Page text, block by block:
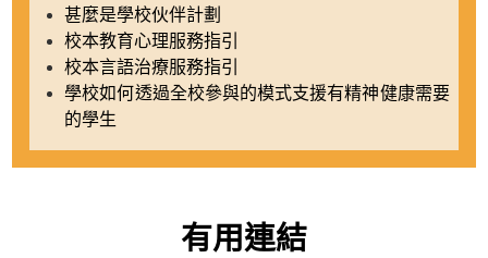
甚麼是學校伙伴計劃
校本教育心理服務指引
校本言語治療服務指引
學校如何透過全校參與的模式支援有精神健康需要
的學生
有用連結